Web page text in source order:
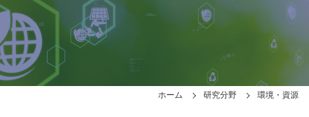
ホーム 研究分野 環境・資源